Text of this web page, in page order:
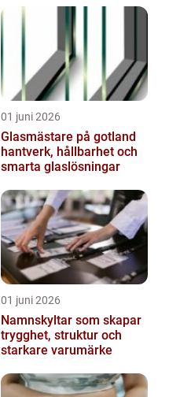
01 juni 2026
Glasmästare på gotland
hantverk, hållbarhet och
smarta glaslösningar
01 juni 2026
Namnskyltar som skapar
trygghet, struktur och
starkare varumärke